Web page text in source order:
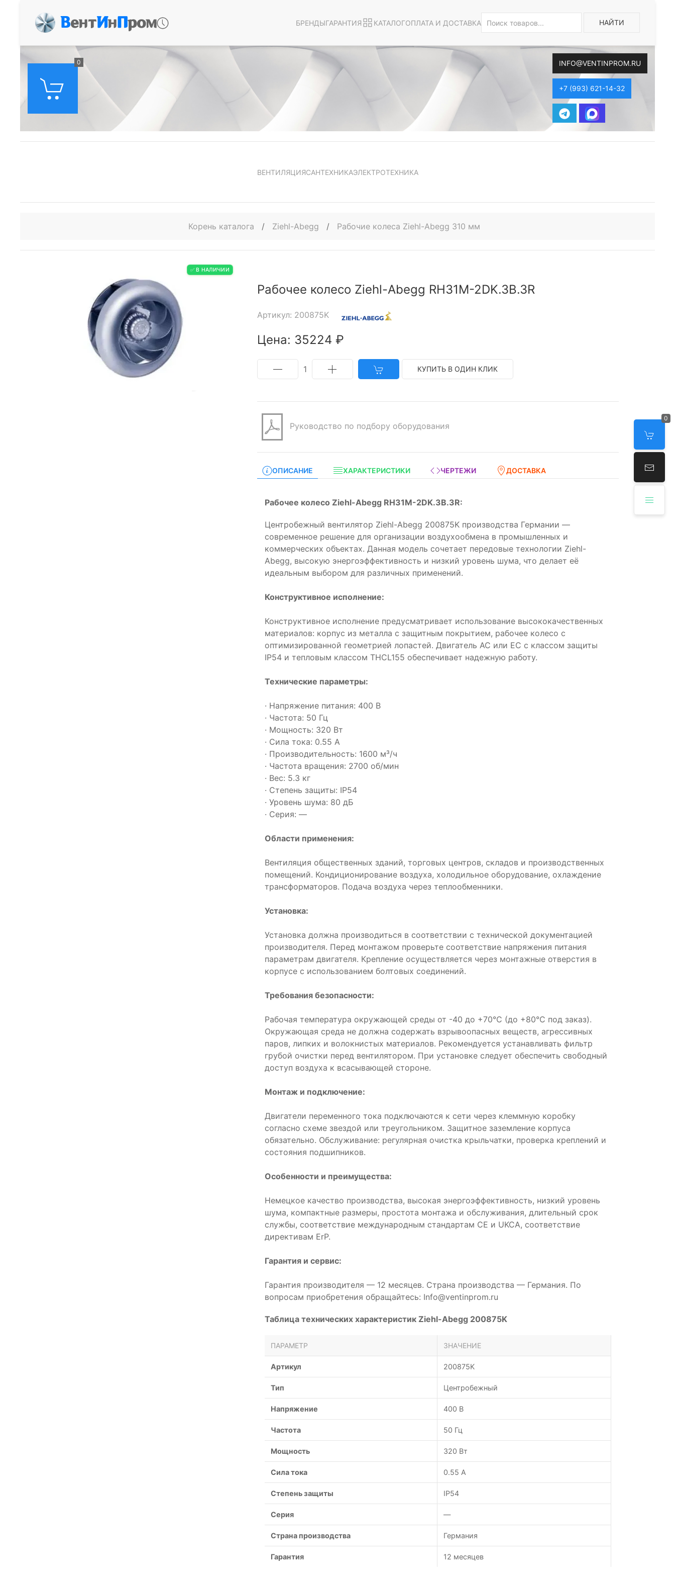
ВентИнПром БРЕНДЫГАРАНТИЯ КАТАЛОГОПЛАТА И ДОСТАВКА НАЙТИ
0 INFO@VENTINPROM.RU
+7 (993) 621-14-32
0
ВЕНТИЛЯЦИЯСАНТЕХНИКАЭЛЕКТРОТЕХНИКА
Корень каталога / Ziehl-Abegg / Рабочие колеса Ziehl-Abegg 310 мм
✅ В НАЛИЧИИ
Рабочее колесо Ziehl-Abegg RH31M-2DK.3B.3R
Артикул: 200875K
Цена: 35224 ₽
1 КУПИТЬ В ОДИН КЛИК
Руководство по подбору оборудования
ОПИСАНИЕ ХАРАКТЕРИСТИКИ ЧЕРТЕЖИ ДОСТАВКА
Рабочее колесо Ziehl-Abegg RH31M-2DK.3B.3R:
Центробежный вентилятор Ziehl-Abegg 200875K производства Германии —
современное решение для организации воздухообмена в промышленных и
коммерческих объектах. Данная модель сочетает передовые технологии Ziehl-
Abegg, высокую энергоэффективность и низкий уровень шума, что делает её
идеальным выбором для различных применений.
Конструктивное исполнение:
Конструктивное исполнение предусматривает использование высококачественных
материалов: корпус из металла с защитным покрытием, рабочее колесо с
оптимизированной геометрией лопастей. Двигатель AC или EC с классом защиты
IP54 и тепловым классом THCL155 обеспечивает надежную работу.
Технические параметры:
· Напряжение питания: 400 В
· Частота: 50 Гц
· Мощность: 320 Вт
· Сила тока: 0.55 А
· Производительность: 1600 м³/ч
· Частота вращения: 2700 об/мин
· Вес: 5.3 кг
· Степень защиты: IP54
· Уровень шума: 80 дБ
· Серия: —
Области применения:
Вентиляция общественных зданий, торговых центров, складов и производственных
помещений. Кондиционирование воздуха, холодильное оборудование, охлаждение
трансформаторов. Подача воздуха через теплообменники.
Установка:
Установка должна производиться в соответствии с технической документацией
производителя. Перед монтажом проверьте соответствие напряжения питания
параметрам двигателя. Крепление осуществляется через монтажные отверстия в
корпусе с использованием болтовых соединений.
Требования безопасности:
Рабочая температура окружающей среды от -40 до +70°C (до +80°C под заказ).
Окружающая среда не должна содержать взрывоопасных веществ, агрессивных
паров, липких и волокнистых материалов. Рекомендуется устанавливать фильтр
грубой очистки перед вентилятором. При установке следует обеспечить свободный
доступ воздуха к всасывающей стороне.
Монтаж и подключение:
Двигатели переменного тока подключаются к сети через клеммную коробку
согласно схеме звездой или треугольником. Защитное заземление корпуса
обязательно. Обслуживание: регулярная очистка крыльчатки, проверка креплений и
состояния подшипников.
Особенности и преимущества:
Немецкое качество производства, высокая энергоэффективность, низкий уровень
шума, компактные размеры, простота монтажа и обслуживания, длительный срок
службы, соответствие международным стандартам CE и UKCA, соответствие
директивам ErP.
Гарантия и сервис:
Гарантия производителя — 12 месяцев. Страна производства — Германия. По
вопросам приобретения обращайтесь: Info@ventinprom.ru
Таблица технических характеристик Ziehl-Abegg 200875K
ПАРАМЕТР ЗНАЧЕНИЕ
Артикул 200875K
Тип Центробежный
Напряжение 400 В
Частота 50 Гц
Мощность 320 Вт
Сила тока 0.55 А
Степень защиты IP54
Серия —
Страна производства Германия
Гарантия 12 месяцев